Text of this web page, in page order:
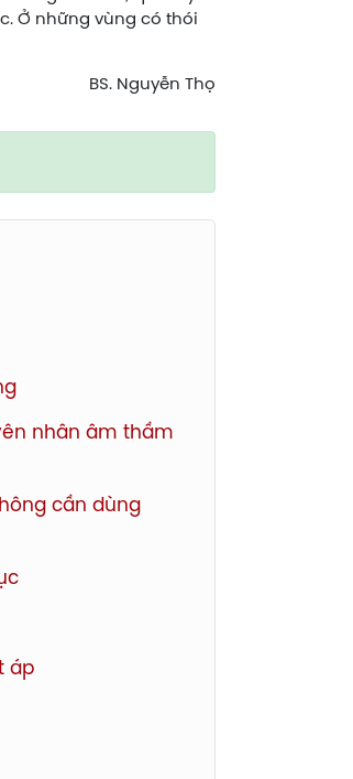
Ở những vùng có thói
BS. Nguyễn Thọ
nhân âm thầm
cần dùng
áp